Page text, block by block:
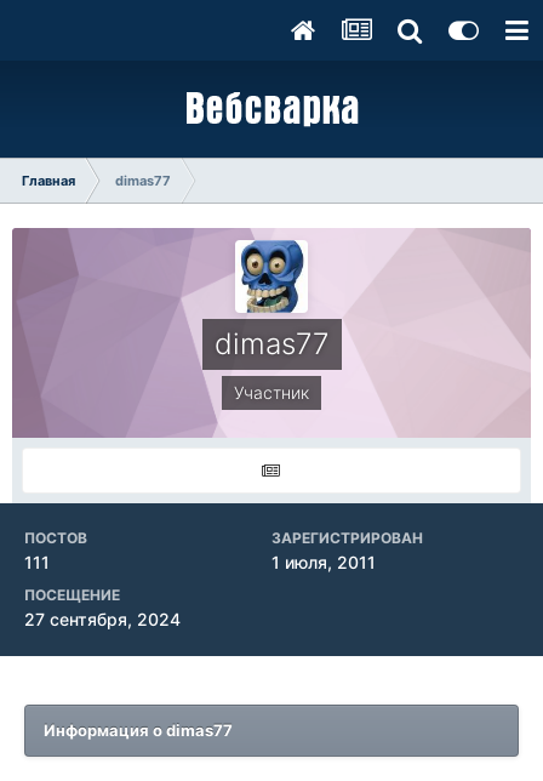
Главная dimas77
dimas77
Участник
ПОСТОВ
111
ЗАРЕГИСТРИРОВАН
1 июля, 2011
ПОСЕЩЕНИЕ
27 сентября, 2024
Информация о dimas77